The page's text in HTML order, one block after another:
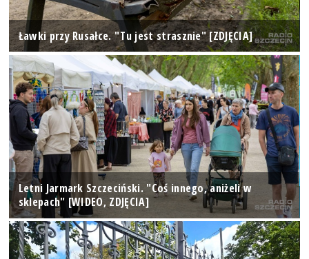
Ławki przy Rusałce. "Tu jest strasznie" [ZDJĘCIA]
Letni Jarmark Szczeciński. "Coś innego, aniżeli w
sklepach" [WIDEO, ZDJĘCIA]